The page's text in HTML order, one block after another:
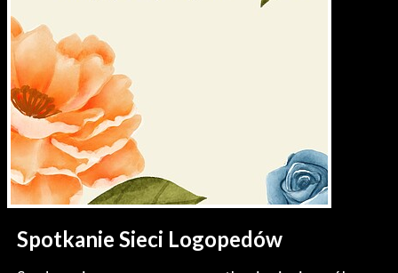
Spotkanie Sieci Logopedów